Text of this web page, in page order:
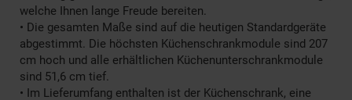
welche Ihnen lange Freude bereiten.
• Die gesamten Maße sind auf die heutigen Standardgeräte
abgestimmt. Die höchsten Küchenschrankmodule sind 207
cm hoch und alle erhältlichen Küchenunterschrankmodule
sind 51,6 cm tief.
• Im Lieferumfang enthalten ist der Küchenschrank, eine